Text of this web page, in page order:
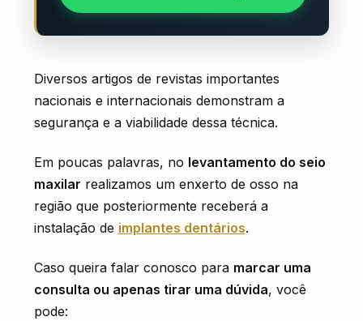
Diversos artigos de revistas importantes
nacionais e internacionais demonstram a
segurança e a viabilidade dessa técnica.
Em poucas palavras, no levantamento do seio
maxilar realizamos um enxerto de osso na
região que posteriormente receberá a
instalação de implantes dentários.
Caso queira falar conosco para marcar uma
consulta ou apenas tirar uma dúvida, você
pode: